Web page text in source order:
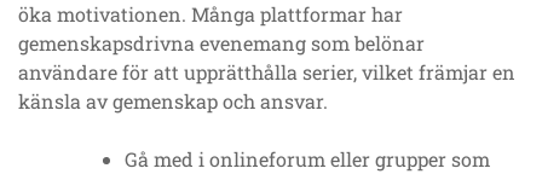
öka motivationen. Många plattformar har
gemenskapsdrivna evenemang som belönar
användare för att upprätthålla serier, vilket främjar en
känsla av gemenskap och ansvar.
Gå med i onlineforum eller grupper som